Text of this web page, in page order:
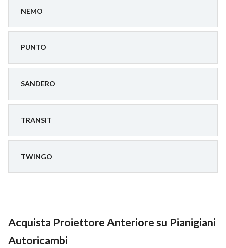
NEMO
PUNTO
SANDERO
TRANSIT
TWINGO
Acquista Proiettore Anteriore su Pianigiani
Autoricambi